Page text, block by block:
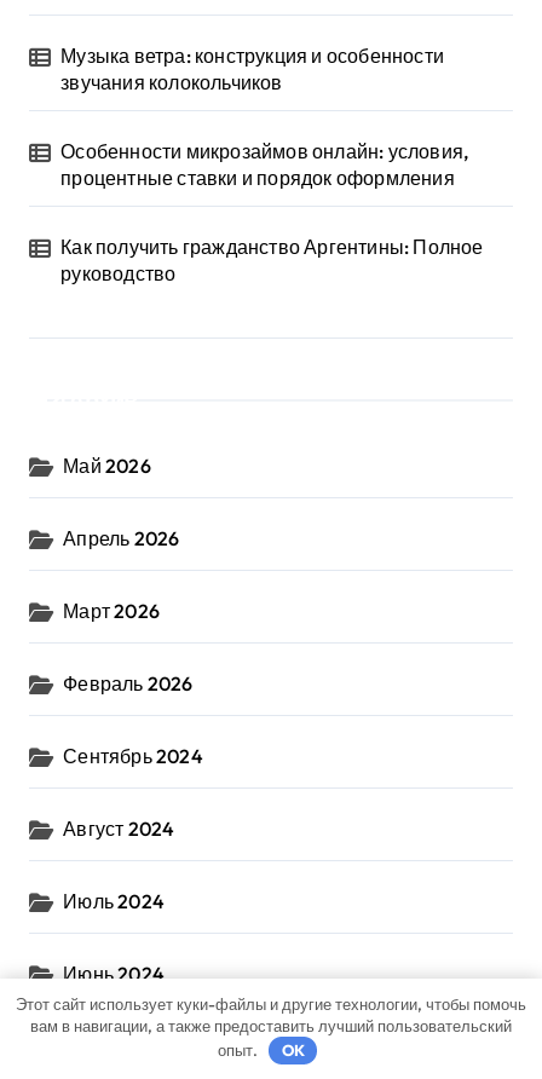
Музыка ветра: конструкция и особенности
звучания колокольчиков
Особенности микрозаймов онлайн: условия,
процентные ставки и порядок оформления
Как получить гражданство Аргентины: Полное
руководство
Май 2026
Апрель 2026
Март 2026
Февраль 2026
Сентябрь 2024
Август 2024
Июль 2024
Июнь 2024
Этот сайт использует куки-файлы и другие технологии, чтобы помочь
вам в навигации, а также предоставить лучший пользовательский
опыт.
OK